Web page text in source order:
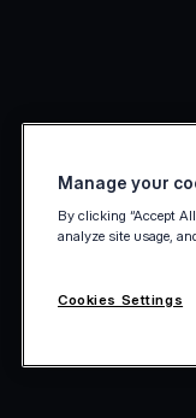
Manage your
By clicking “Accept
analyze site usage,
Cookies Settings